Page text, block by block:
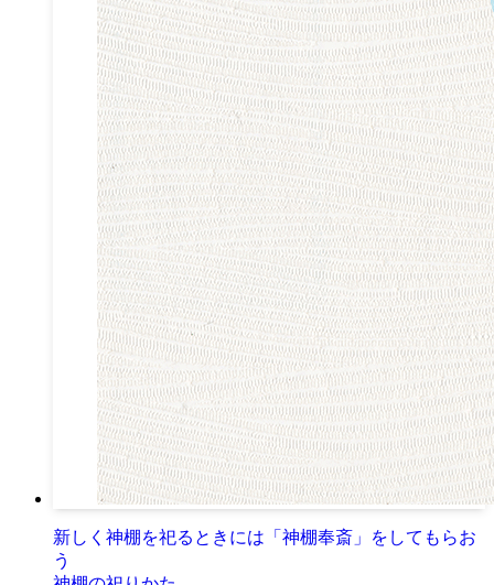
新しく神棚を祀るときには「神棚奉斎」をしてもらお
う